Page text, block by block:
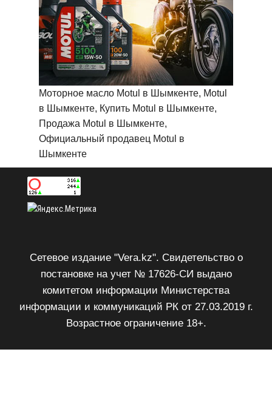
Моторное масло Motul в Шымкенте, Motul
в Шымкенте, Купить Motul в Шымкенте,
Продажа Motul в Шымкенте,
Официальный продавец Motul в
Шымкенте
Сетевое издание "Vera.kz". Свидетельство о
постановке на учет № 17626-СИ выдано
комитетом информации Министерства
информации и коммуникаций РК от 27.03.2019 г.
Возрастное ограничение 18+.